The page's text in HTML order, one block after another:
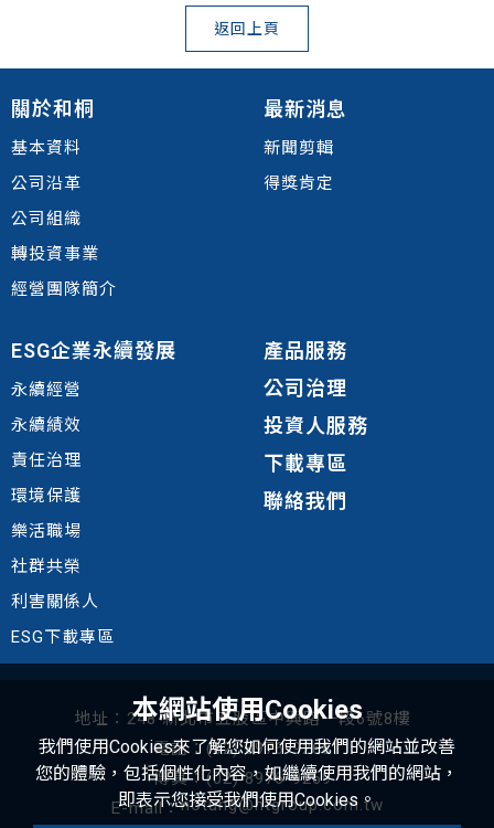
返回上頁
關於和桐
基本資料
公司沿革
公司組織
轉投資事業
經營團隊簡介
最新消息
新聞剪輯
得獎肯定
ESG企業永續發展
永續經營
永續績效
責任治理
環境保護
樂活職場
社群共榮
利害關係人
ESG下載專區
產品服務
公司治理
投資人服務
下載專區
聯絡我們
地址：248 新北市五股區中興路一段6號8樓
電話：(02) 8976-9268
傳真：(02) 8976-9269
E-mail：hotung@htgroup.com.tw
本網站使用Cookies
我們使用Cookies來了解您如何使用我們的網站並改善
您的體驗，包括個性化內容，如繼續使用我們的網站，
即表示您接受我們使用Cookies。